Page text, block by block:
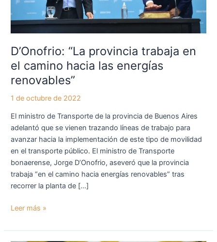
D’Onofrio: “La provincia trabaja en
el camino hacia las energías
renovables”
1 de octubre de 2022
El ministro de Transporte de la provincia de Buenos Aires
adelantó que se vienen trazando líneas de trabajo para
avanzar hacia la implementación de este tipo de movilidad
en el transporte público. El ministro de Transporte
bonaerense, Jorge D’Onofrio, aseveró que la provincia
trabaja “en el camino hacia energías renovables” tras
recorrer la planta de […]
las
energías
renovables”
Leer más »